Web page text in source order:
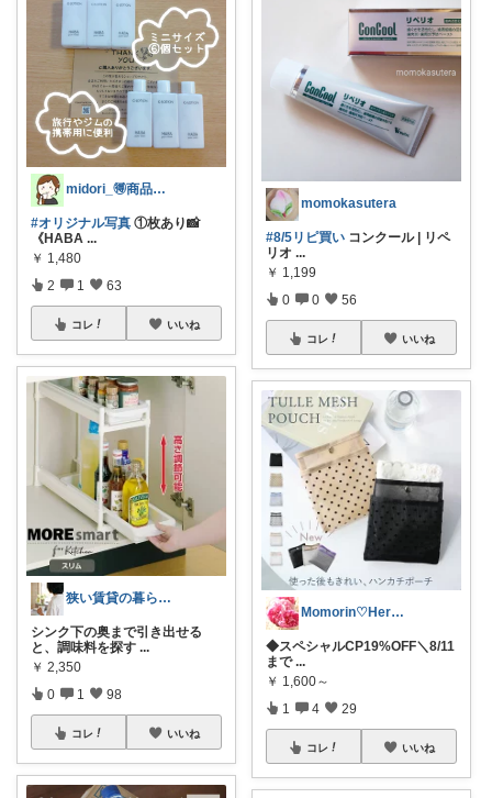
midori_🉐商品と時短簡単ごはん
#オリジナル写真 ①枚あり📸
《HABA ...
￥ 1,480
2 1 63
コレ いいね
狭い賃貸の暮らし｜キッチンを整える主婦
シンク下の奥まで引き出せる
と、調味料を探す ...
￥ 2,350
0 1 98
コレ いいね
momokasutera
#8/5リピ買い コンクール | リペ
リオ ...
￥ 1,199
0 0 56
コレ いいね
Momorin♡Herb Blender
◆スペシャルCP19%OFF＼8/11
まで ...
￥ 1,600～
1 4 29
コレ いいね